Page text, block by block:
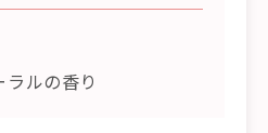
ルの香り